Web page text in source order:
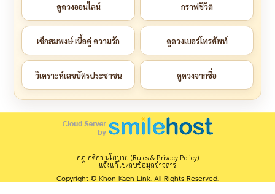
ดูดวงออนไลน์ กราฟชีวิต
เช็กสมพงษ์ เนื้อคู่ ความรัก ดูดวงเบอร์โทรศัพท์
วิเคราะห์เลขบัตรประชาชน ดูดวงจากชื่อ
กฎ กติกา นโยบาย (Rules & Privacy Policy)
แจ้งแก้ไข/ลบข้อมูลข่าวสาร
Copyright © Khon Kaen Link. All Rights Reserved.